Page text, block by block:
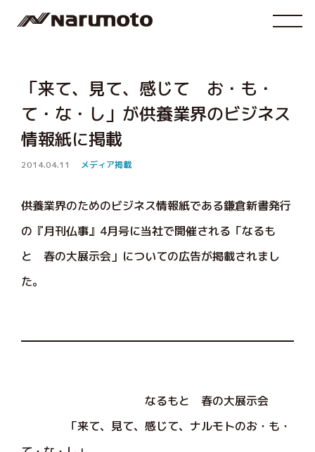
「来て、見て、感じて お・も・
て・な・し」が供養業界のビジネス
情報紙に掲載
2014.04.11 メディア掲載
供養業界のためのビジネス情報紙である鎌倉新書発行
の『月刊仏事』4月号に当社で開催される「なるも
と 春の大展示会」についての広告が掲載されまし
た。
なるもと 春の大展示会
「来て、見て、感じて、ナルモトのお・も・